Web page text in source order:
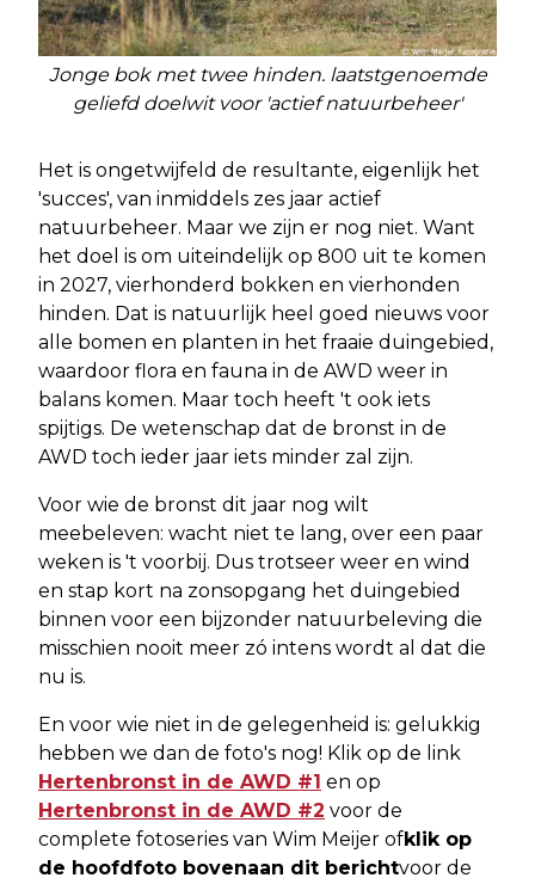
Jonge bok met twee hinden. laatstgenoemde
geliefd doelwit voor 'actief natuurbeheer'
Het is ongetwijfeld de resultante, eigenlijk het
'succes', van inmiddels zes jaar actief
natuurbeheer. Maar we zijn er nog niet. Want
het doel is om uiteindelijk op 800 uit te komen
in 2027, vierhonderd bokken en vierhonden
hinden. Dat is natuurlijk heel goed nieuws voor
alle bomen en planten in het fraaie duingebied,
waardoor flora en fauna in de AWD weer in
balans komen. Maar toch heeft 't ook iets
spijtigs. De wetenschap dat de bronst in de
AWD toch ieder jaar iets minder zal zijn.
Voor wie de bronst dit jaar nog wilt
meebeleven: wacht niet te lang, over een paar
weken is 't voorbij. Dus trotseer weer en wind
en stap kort na zonsopgang het duingebied
binnen voor een bijzonder natuurbeleving die
misschien nooit meer zó intens wordt al dat die
nu is.
En voor wie niet in de gelegenheid is: gelukkig
hebben we dan de foto's nog! Klik op de link
Hertenbronst in de AWD #1 en op
Hertenbronst in de AWD #2 voor de
complete fotoseries van Wim Meijer ofklik op
de hoofdfoto bovenaan dit berichtvoor de